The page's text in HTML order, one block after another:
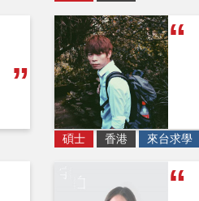
碩士 香港 來台求學